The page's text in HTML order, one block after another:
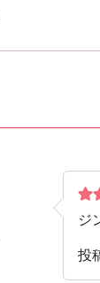
ジ
投